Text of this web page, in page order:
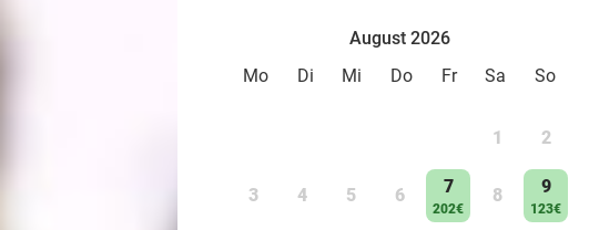
August 2026
Mo
Di Mi Do Fr Sa So
1 2
3 4 5 6 7
202€
8 9
123€